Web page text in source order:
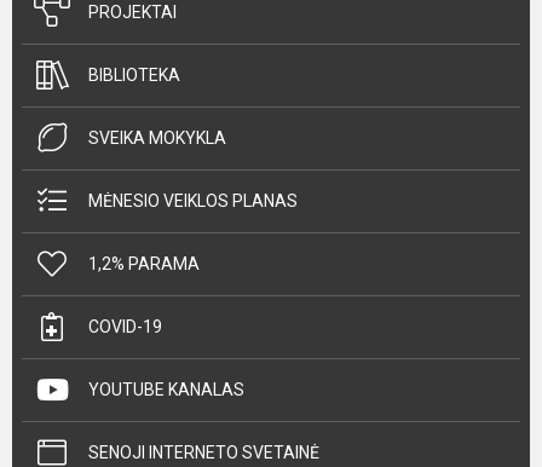
PROJEKTAI
BIBLIOTEKA
SVEIKA MOKYKLA
MĖNESIO VEIKLOS PLANAS
1,2% PARAMA
COVID-19
YOUTUBE KANALAS
SENOJI INTERNETO SVETAINĖ